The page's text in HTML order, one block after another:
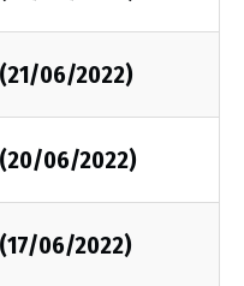
06/2022)
(20/06/2022)
06/2022)